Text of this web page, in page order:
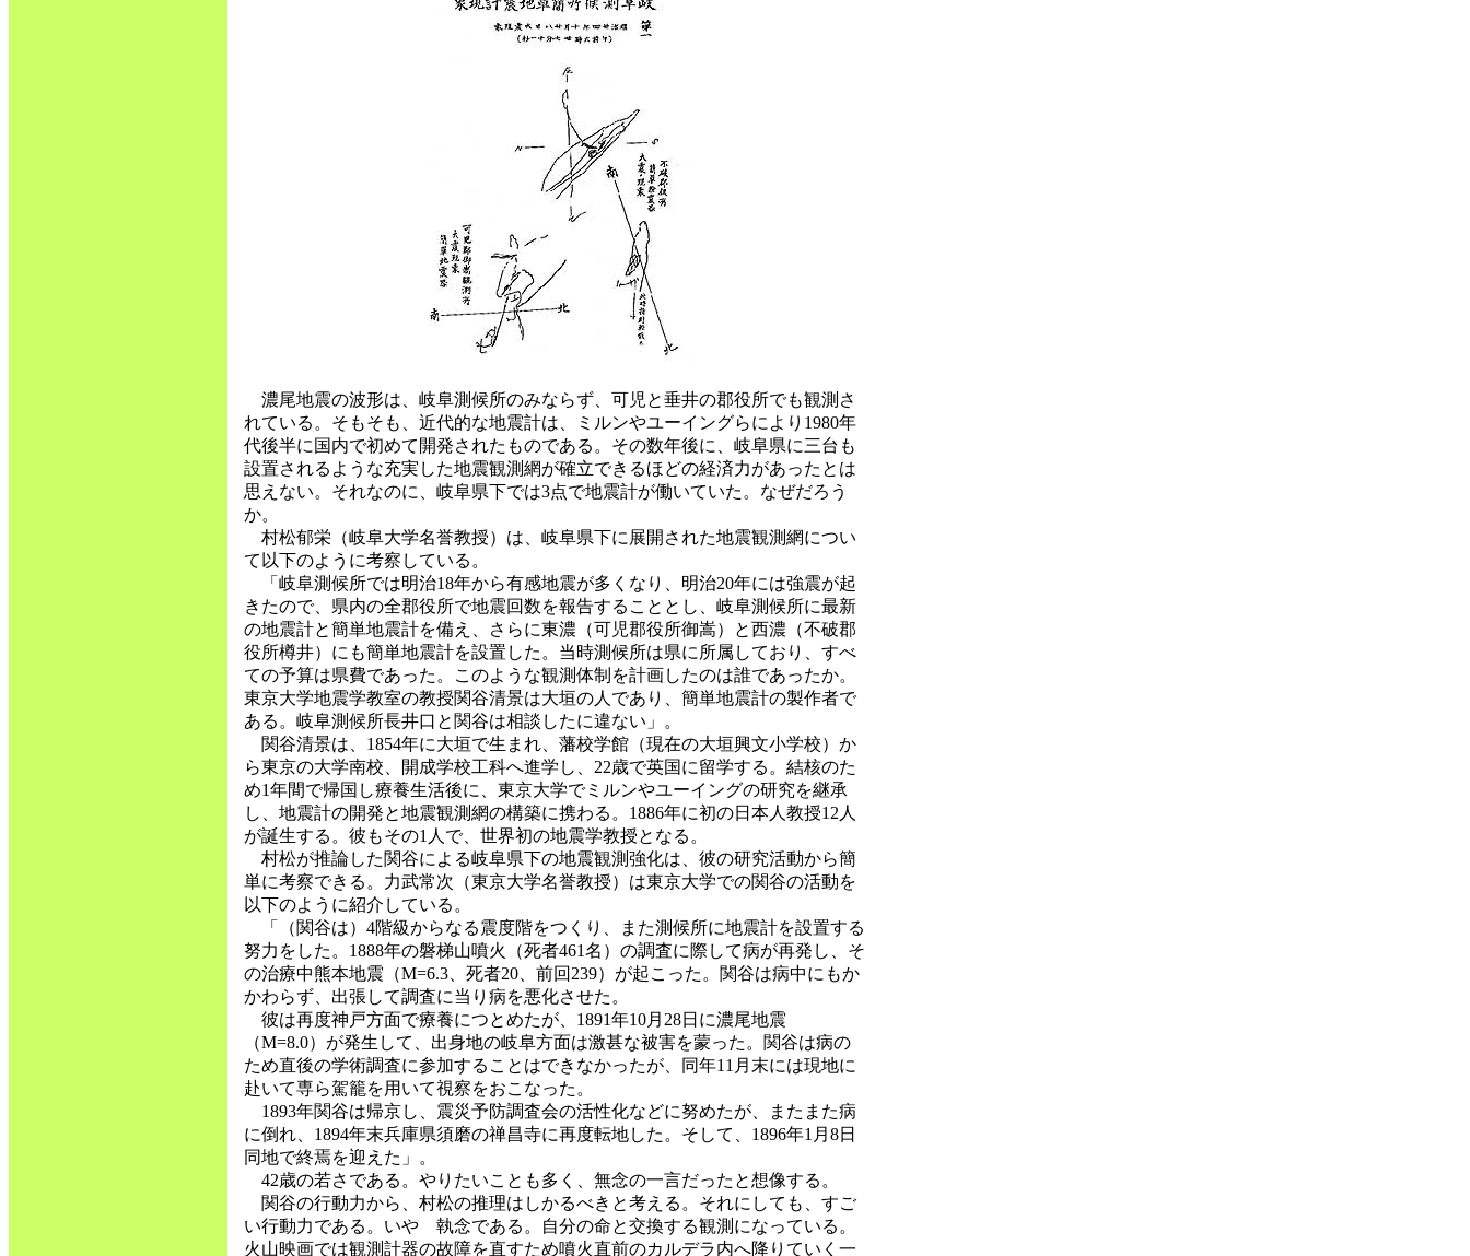
濃尾地震の波形は、岐阜測候所のみならず、可児と垂井の郡役所でも観測さ
れている。そもそも、近代的な地震計は、ミルンやユーイングらにより1980年
代後半に国内で初めて開発されたものである。その数年後に、岐阜県に三台も
設置されるような充実した地震観測網が確立できるほどの経済力があったとは
思えない。それなのに、岐阜県下では3点で地震計が働いていた。なぜだろう
か。
村松郁栄（岐阜大学名誉教授）は、岐阜県下に展開された地震観測網につい
て以下のように考察している。
「岐阜測候所では明治18年から有感地震が多くなり、明治20年には強震が起
きたので、県内の全郡役所で地震回数を報告することとし、岐阜測候所に最新
の地震計と簡単地震計を備え、さらに東濃（可児郡役所御嵩）と西濃（不破郡
役所樽井）にも簡単地震計を設置した。当時測候所は県に所属しており、すべ
ての予算は県費であった。このような観測体制を計画したのは誰であったか。
東京大学地震学教室の教授関谷清景は大垣の人であり、簡単地震計の製作者で
ある。岐阜測候所長井口と関谷は相談したに違ない」。
関谷清景は、1854年に大垣で生まれ、藩校学館（現在の大垣興文小学校）か
ら東京の大学南校、開成学校工科へ進学し、22歳で英国に留学する。結核のた
め1年間で帰国し療養生活後に、東京大学でミルンやユーイングの研究を継承
し、地震計の開発と地震観測網の構築に携わる。1886年に初の日本人教授12人
が誕生する。彼もその1人で、世界初の地震学教授となる。
村松が推論した関谷による岐阜県下の地震観測強化は、彼の研究活動から簡
単に考察できる。力武常次（東京大学名誉教授）は東京大学での関谷の活動を
以下のように紹介している。
「（関谷は）4階級からなる震度階をつくり、また測候所に地震計を設置する
努力をした。1888年の磐梯山噴火（死者461名）の調査に際して病が再発し、そ
の治療中熊本地震（M=6.3、死者20、前回239）が起こった。関谷は病中にもか
かわらず、出張して調査に当り病を悪化させた。
彼は再度神戸方面で療養につとめたが、1891年10月28日に濃尾地震
（M=8.0）が発生して、出身地の岐阜方面は激甚な被害を蒙った。関谷は病の
ため直後の学術調査に参加することはできなかったが、同年11月末には現地に
赴いて専ら駕籠を用いて視察をおこなった。
1893年関谷は帰京し、震災予防調査会の活性化などに努めたが、またまた病
に倒れ、1894年末兵庫県須磨の禅昌寺に再度転地した。そして、1896年1月8日
同地で終焉を迎えた」。
42歳の若さである。やりたいことも多く、無念の一言だったと想像する。
関谷の行動力から、村松の推理はしかるべきと考える。それにしても、すご
い行動力である。いや 執念である。自分の命と交換する観測になっている。
火山映画では観測計器の故障を直すため噴火直前のカルデラ内へ降りていく一